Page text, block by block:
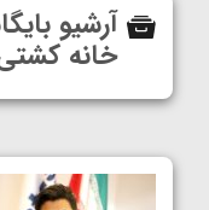
آرشیو
خانه